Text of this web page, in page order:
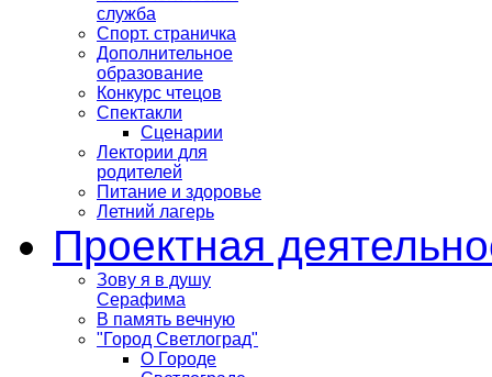
служба
Спорт. страничка
Дополнительное
образование
Конкурс чтецов
Спектакли
Сценарии
Лектории для
родителей
Питание и здоровье
Летний лагерь
Проектная
Зову я в душу
Серафима
В память вечную
"Город Светлоград"
О Городе